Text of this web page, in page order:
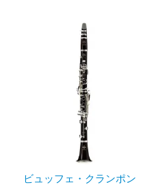
ビュッフェ・クランポン